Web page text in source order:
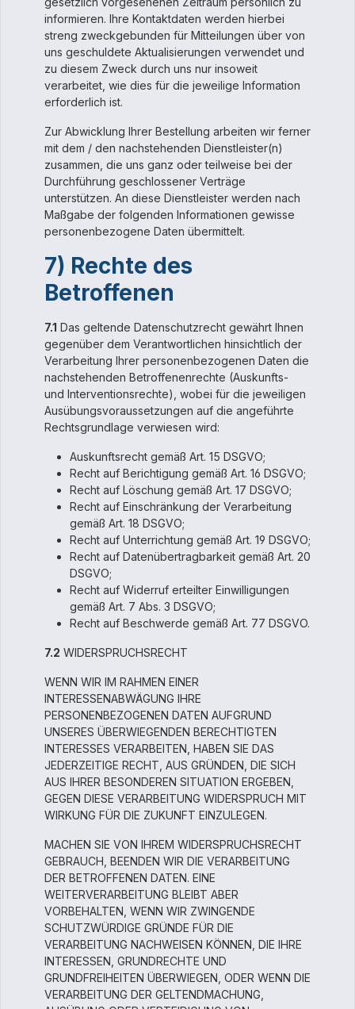
informieren. Ihre Kontaktdaten werden hierbei
streng zweckgebunden für Mitteilungen über von
uns geschuldete Aktualisierungen verwendet und
zu diesem Zweck durch uns nur insoweit
verarbeitet, wie dies für die jeweilige Information
erforderlich ist.
Zur Abwicklung Ihrer Bestellung arbeiten wir ferner
mit dem / den nachstehenden Dienstleister(n)
zusammen, die uns ganz oder teilweise bei der
Durchführung geschlossener Verträge
unterstützen. An diese Dienstleister werden nach
Maßgabe der folgenden Informationen gewisse
personenbezogene Daten übermittelt.
7) Rechte des
Betroffenen
7.1 Das geltende Datenschutzrecht gewährt Ihnen
gegenüber dem Verantwortlichen hinsichtlich der
Verarbeitung Ihrer personenbezogenen Daten die
nachstehenden Betroffenenrechte (Auskunfts-
und Interventionsrechte), wobei für die jeweiligen
Ausübungsvoraussetzungen auf die angeführte
Rechtsgrundlage verwiesen wird:
Auskunftsrecht gemäß Art. 15 DSGVO;
Recht auf Berichtigung gemäß Art. 16 DSGVO;
Recht auf Löschung gemäß Art. 17 DSGVO;
Recht auf Einschränkung der Verarbeitung
gemäß Art. 18 DSGVO;
Recht auf Unterrichtung gemäß Art. 19 DSGVO;
Recht auf Datenübertragbarkeit gemäß Art. 20
DSGVO;
Recht auf Widerruf erteilter Einwilligungen
gemäß Art. 7 Abs. 3 DSGVO;
Recht auf Beschwerde gemäß Art. 77 DSGVO.
7.2 WIDERSPRUCHSRECHT
WENN WIR IM RAHMEN EINER
INTERESSENABWÄGUNG IHRE
PERSONENBEZOGENEN DATEN AUFGRUND
UNSERES ÜBERWIEGENDEN BERECHTIGTEN
INTERESSES VERARBEITEN, HABEN SIE DAS
JEDERZEITIGE RECHT, AUS GRÜNDEN, DIE SICH
AUS IHRER BESONDEREN SITUATION ERGEBEN,
GEGEN DIESE VERARBEITUNG WIDERSPRUCH MIT
WIRKUNG FÜR DIE ZUKUNFT EINZULEGEN.
MACHEN SIE VON IHREM WIDERSPRUCHSRECHT
GEBRAUCH, BEENDEN WIR DIE VERARBEITUNG
DER BETROFFENEN DATEN. EINE
WEITERVERARBEITUNG BLEIBT ABER
VORBEHALTEN, WENN WIR ZWINGENDE
SCHUTZWÜRDIGE GRÜNDE FÜR DIE
VERARBEITUNG NACHWEISEN KÖNNEN, DIE IHRE
INTERESSEN, GRUNDRECHTE UND
GRUNDFREIHEITEN ÜBERWIEGEN, ODER WENN DIE
VERARBEITUNG DER GELTENDMACHUNG,